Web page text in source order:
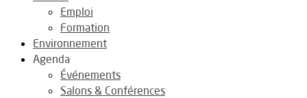
Emploi
Formation
Environnement
Agenda
Événements
Salons & Conférences